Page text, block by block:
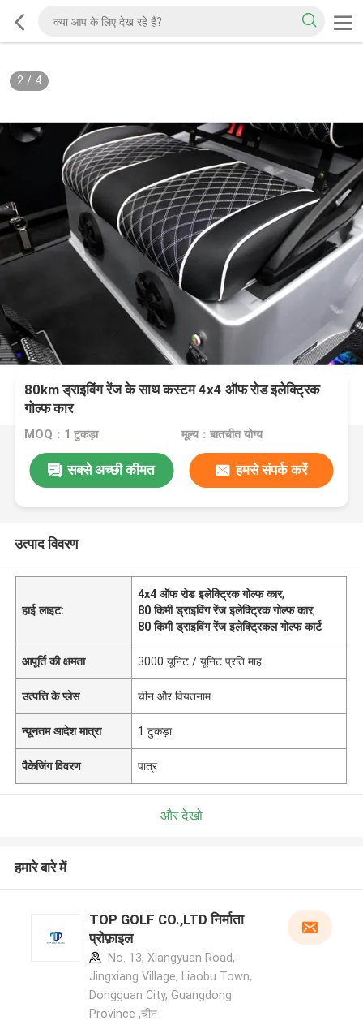
2/ 4
80km ड्राइविंग रेंज के साथ कस्टम 4x4 ऑफ रोड इलेक्ट्रिक
गोल्फ कार
MOQ：1 टुकड़ा मूल्य：बातचीत योग्य
सबसे अच्छी कीमत हमसे संपर्क करें
उत्पाद विवरण
हाई लाइट:
4x4 ऑफ रोड इलेक्ट्रिक गोल्फ कार,
80 किमी ड्राइविंग रेंज इलेक्ट्रिक गोल्फ कार,
80 किमी ड्राइविंग रेंज इलेक्ट्रिकल गोल्फ कार्ट
आपूर्ति की क्षमता 3000 यूनिट / यूनिट प्रति माह
उत्पत्ति के प्लेस चीन और वियतनाम
न्यूनतम आदेश मात्रा 1 टुकड़ा
पैकेजिंग विवरण पात्र
और देखो
हमारे बारे में
TOP GOLF CO.,LTD निर्माता
प्रोफ़ाइल
No. 13, Xiangyuan Road,
Jingxiang Village, Liaobu Town,
Dongguan City, Guangdong
Province ,चीन